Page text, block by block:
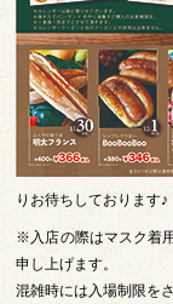
りお待ちしております♪
※入店の際はマスク着
申し上げます。
混雑時には入場制限を